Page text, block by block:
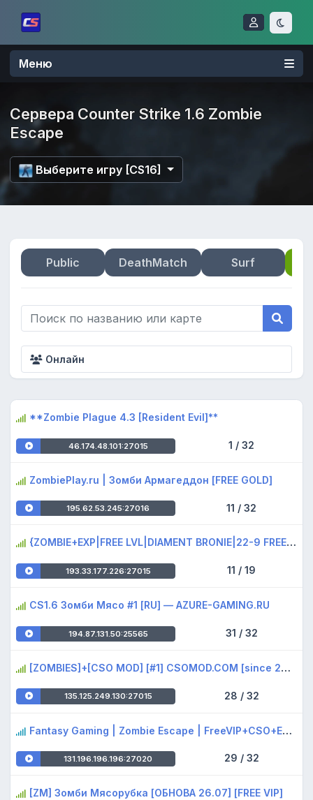
Меню
Сервера Counter Strike 1.6 Zombie
Escape
Выберите игру [CS16]
Public DeathMatch Surf
Онлайн
**Zombie Plague 4.3 [Resident Evil]**
46.174.48.101:27015 1 / 32
ZombiePlay.ru | Зoмби Apмaгeддoн [FREE GOLD]
195.62.53.245:27016 11 / 32
{ZOMBIE+EXP|FREE LVL|DIAMENT BRONIE|22-9 FREEVIP}{1shot2kill.pl}
193.33.177.226:27015 11 / 19
CS1.6 Зомби Мясо #1 [RU] — AZURE-GAMING.RU
194.87.131.50:25565 31 / 32
[ZOMBIES]+[CSO MOD] [#1] CSOMOD.COM [since 2012]
135.125.249.130:27015 28 / 32
Fantasy Gaming | Zombie Escape | FreeVIP+CSO+Events
131.196.196.196:27020 29 / 32
[ZM] Зомби Мясорубка [ОБНОВА 26.07] [FREE VIP]